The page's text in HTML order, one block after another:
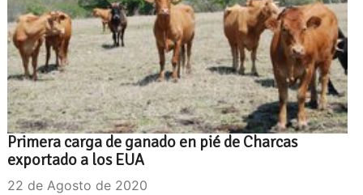
Primera carga de ganado en pié de Charcas
exportado a los EUA
22 de Agosto de 2020